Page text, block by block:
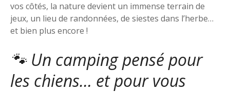
vos côtés, la nature devient un immense terrain de
jeux, un lieu de randonnées, de siestes dans l’herbe…
et bien plus encore !
🐾 Un camping pensé pour
les chiens… et pour vous